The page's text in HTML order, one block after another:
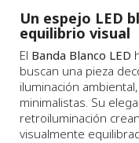
Un espejo LED
equilibrio visual
El Banda Blanco LED
buscan una pieza
iluminación
minimalistas. Su
retroiluminación
visualmente